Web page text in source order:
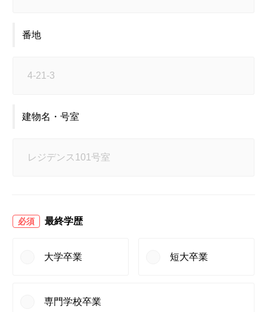
番地
建物名・号室
必須 最終学歴
大学卒業 短大卒業
専門学校卒業